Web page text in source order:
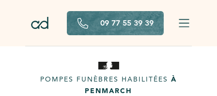
09 77 55 39 39
POMPES FUNÈBRES HABILITÉES À
PENMARCH